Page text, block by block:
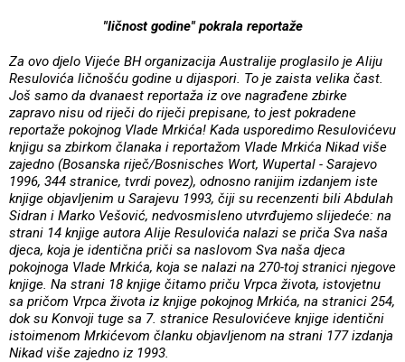
"ličnost godine" pokrala reportaže
Za ovo djelo Vijeće BH organizacija Australije proglasilo je Aliju
Resulovića ličnošću godine u dijaspori. To je zaista velika čast.
Još samo da dvanaest reportaža iz ove nagrađene zbirke
zapravo nisu od riječi do riječi prepisane, to jest pokradene
reportaže pokojnog Vlade Mrkića! Kada usporedimo Resulovićevu
knjigu sa zbirkom članaka i reportažom Vlade Mrkića Nikad više
zajedno (Bosanska riječ/Bosnisches Wort, Wupertal - Sarajevo
1996, 344 stranice, tvrdi povez), odnosno ranijim izdanjem iste
knjige objavljenim u Sarajevu 1993, čiji su recenzenti bili Abdulah
Sidran i Marko Vešović, nedvosmisleno utvrđujemo slijedeće: na
strani 14 knjige autora Alije Resulovića nalazi se priča Sva naša
djeca, koja je identična priči sa naslovom Sva naša djeca
pokojnoga Vlade Mrkića, koja se nalazi na 270-toj stranici njegove
knjige. Na strani 18 knjige čitamo priču Vrpca života, istovjetnu
sa pričom Vrpca života iz knjige pokojnog Mrkića, na stranici 254,
dok su Konvoji tuge sa 7. stranice Resulovićeve knjige identični
istoimenom Mrkićevom članku objavljenom na strani 177 izdanja
Nikad više zajedno iz 1993.